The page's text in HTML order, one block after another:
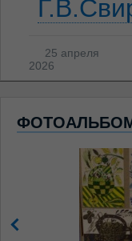
25 апреля
2026